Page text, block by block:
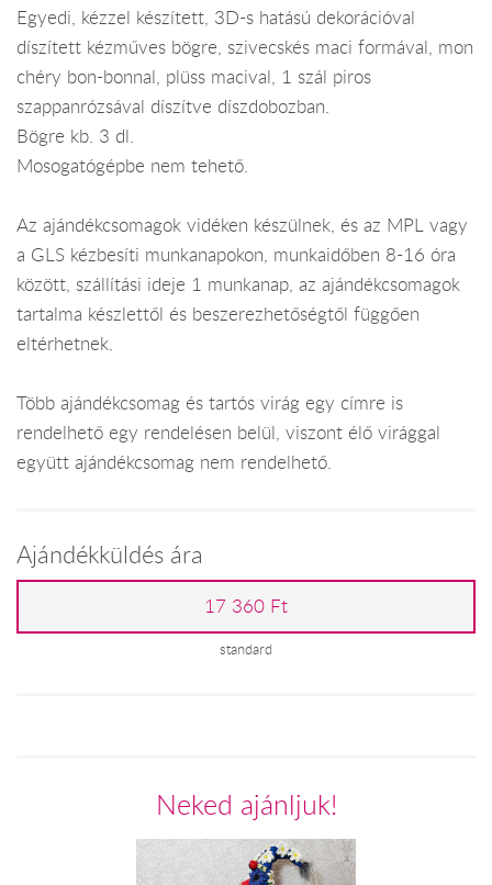
Egyedi, kézzel készített, 3D-s hatású dekorációval
díszített kézműves bögre, szivecskés maci formával, mon
chéry bon-bonnal, plüss macival, 1 szál piros
szappanrózsával díszítve díszdobozban.
Bögre kb. 3 dl.
Mosogatógépbe nem tehető.
Az ajándékcsomagok vidéken készülnek, és az MPL vagy
a GLS kézbesíti munkanapokon, munkaidőben 8-16 óra
között, szállítási ideje 1 munkanap, az ajándékcsomagok
tartalma készlettől és beszerezhetőségtől függően
eltérhetnek.
Több ajándékcsomag és tartós virág egy címre is
rendelhető egy rendelésen belül, viszont élő virággal
együtt ajándékcsomag nem rendelhető.
Ajándékküldés ára
17 360 Ft
standard
Neked ajánljuk!